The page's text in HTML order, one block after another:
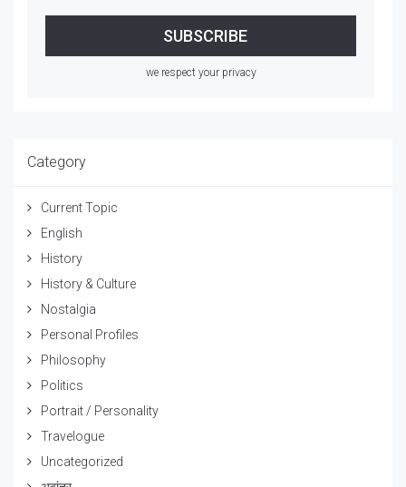
we respect your privacy
Category
Current Topic
English
History
History & Culture
Nostalgia
Personal Profiles
Philosophy
Politics
Portrait / Personality
Travelogue
Uncategorized